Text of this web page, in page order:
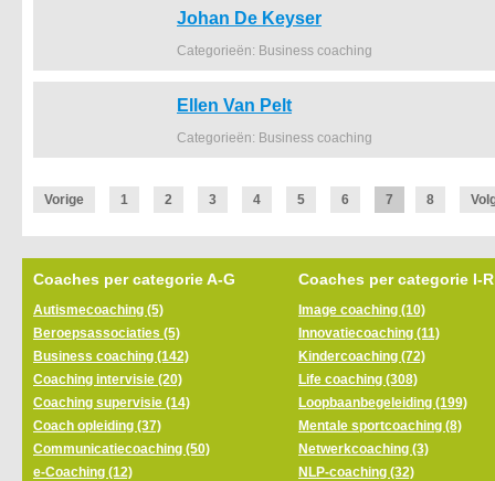
Johan De Keyser
Categorieën: Business coaching
Ellen Van Pelt
Categorieën: Business coaching
Vorige 1 2 3 4 5 6 7 8
Coaches per categorie A-G
Autismecoaching (5)
Beroepsassociaties (5)
Business coaching (142)
Coaching intervisie (20)
Coaching supervisie (14)
Coach opleiding (37)
Communicatiecoaching (50)
e-Coaching (12)
Coaches per categorie I-R
Image coaching (10)
Innovatiecoaching (11)
Kindercoaching (72)
Life coaching (308)
Loopbaanbegeleiding (199)
Mentale sportcoaching (8)
Netwerkcoaching (3)
NLP-coaching (32)